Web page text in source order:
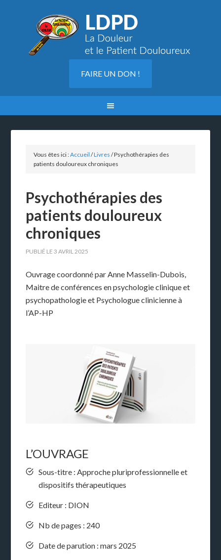
FAIRE UN DON !
Vous êtes ici :Accueil /Livres /Psychothérapies des
patients douloureux chroniques
Psychothérapies des
patients douloureux
chroniques
PUBLIÉ LE3 AVRIL 2025
Ouvrage coordonné par Anne Masselin-Dubois,
Maitre de conférences en psychologie clinique et
psychopathologie et Psychologue clinicienne à
l’AP-HP
L’OUVRAGE
Sous-titre : Approche pluriprofessionnelle et
dispositifs thérapeutiques
Editeur : DION
Nb de pages : 240
Date de parution : mars 2025